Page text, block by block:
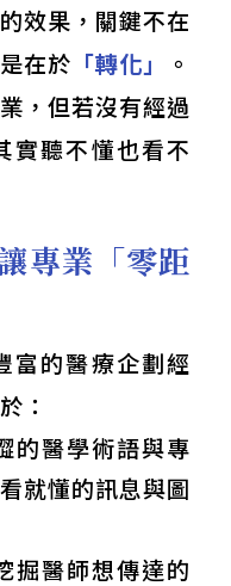
效果，關鍵不在
在於 「轉化」
。
，但若沒有經過
實聽不懂也看不
專業「零距
富的醫療企劃經
：
的醫學術語與專
就懂的訊息與圖
掘醫師想傳達的